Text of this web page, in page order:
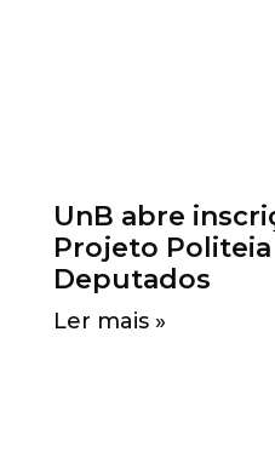
UnB abre
Projeto Politeia
Deputados
Ler mais »